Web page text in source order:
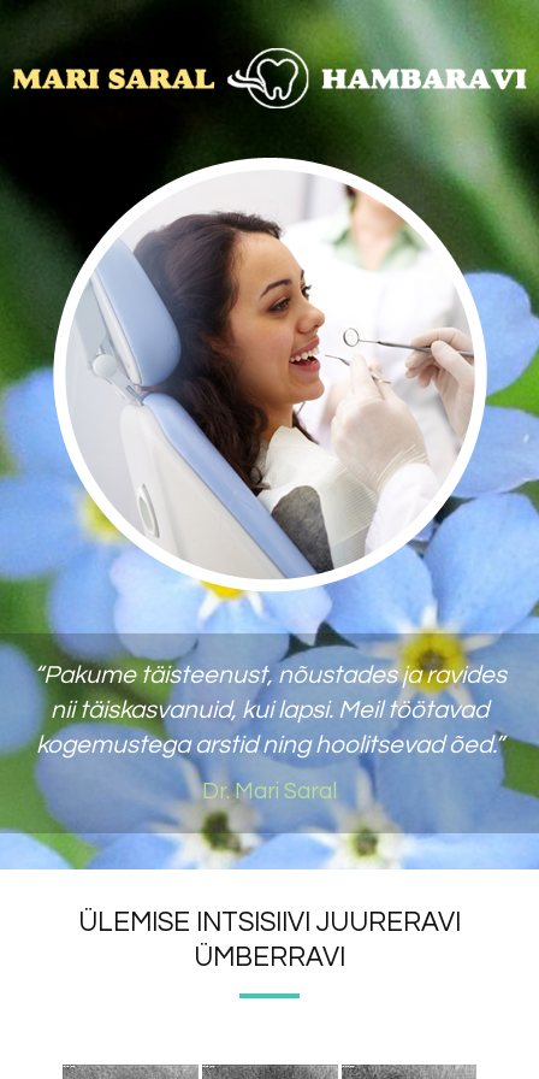
“Pakume täisteenust, nõustades ja ravides
nii täiskasvanuid, kui lapsi. Meil töötavad
kogemustega arstid ning hoolitsevad õed.”
Dr. Mari Saral
ÜLEMISE INTSISIIVI JUURERAVI
ÜMBERRAVI